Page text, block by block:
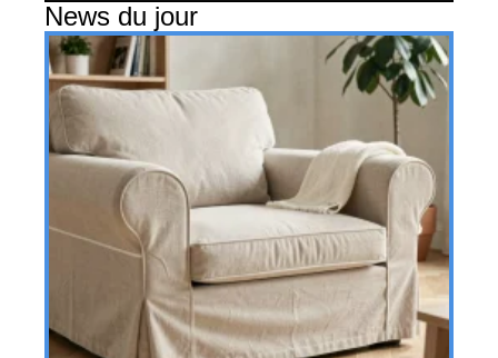
News du jour